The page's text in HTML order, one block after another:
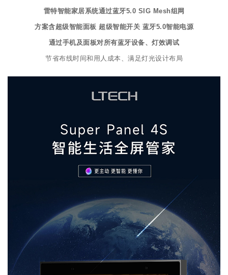
雷特智能家居系统通过蓝牙5.0 SIG Mesh组网
方案含超级智能面板 超级智能开关 蓝牙5.0智能电源
通过手机及面板对所有蓝牙设备、灯效调试
节省布线时间和用人成本、满足灯光设计布局